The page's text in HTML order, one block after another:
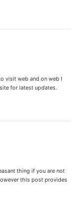
visit web and on web I
for latest updates.
thing if you are not
this post provides